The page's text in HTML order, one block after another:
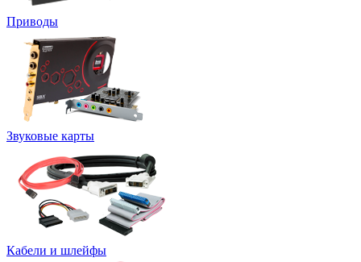
Приводы
Звуковые карты
Кабели и шлейфы